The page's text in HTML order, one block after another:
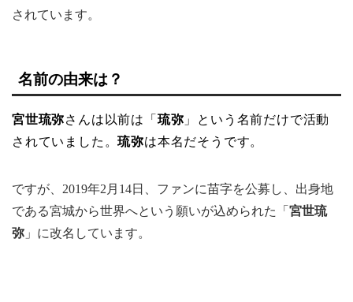
されています。
名前の由来は？
宮世琉弥さんは以前は「 琉弥 」という名前だけで活動
されていました。琉弥は本名だそうです。
ですが、2019年2月14日、ファンに苗字を公募し、出身地
である宮城から世界へという願いが込められた「 宮世琉
弥 」に改名しています。